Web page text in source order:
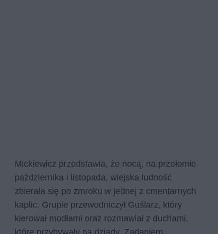
Mickiewicz przedstawia, że nocą, na przełomie
października i listopada, wiejska ludność
zbierała się po zmroku w jednej z cmentarnych
kaplic. Grupie przewodniczył Guślarz, który
kierował modłami oraz rozmawiał z duchami,